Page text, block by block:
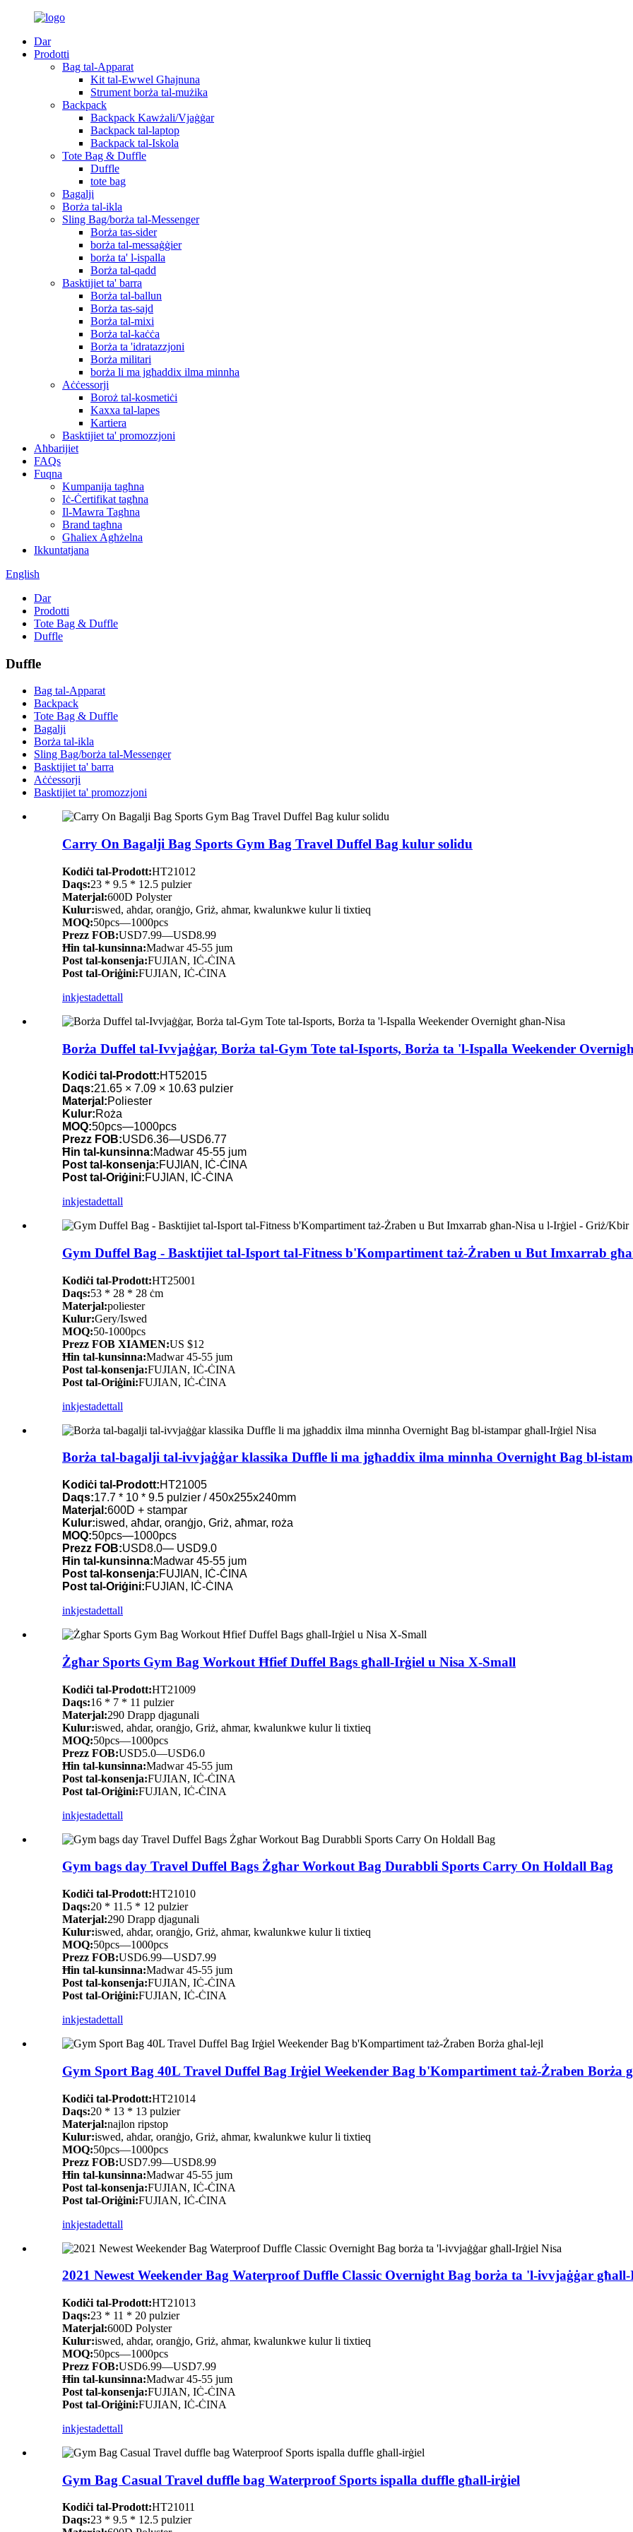
Dar
Prodotti
Bag tal-Apparat
Kit tal-Ewwel Għajnuna
Strument borża tal-mużika
Backpack
Backpack Kawżali/Vjaġġar
Backpack tal-laptop
Backpack tal-Iskola
Tote Bag & Duffle
Duffle
tote bag
Bagalji
Borża tal-ikla
Sling Bag/borża tal-Messenger
Borża tas-sider
borża tal-messaġġier
borża ta' l-ispalla
Borża tal-qadd
Basktijiet ta' barra
Borża tal-ballun
Borża tas-sajd
Borża tal-mixi
Borża tal-kaċċa
Borża ta 'idratazzjoni
Borża militari
borża li ma jgħaddix ilma minnha
Aċċessorji
Boroż tal-kosmetiċi
Kaxxa tal-lapes
Kartiera
Basktijiet ta' promozzjoni
Aħbarijiet
FAQs
Fuqna
Kumpanija tagħna
Iċ-Ċertifikat tagħna
Il-Mawra Taghna
Brand tagħna
Għaliex Agħżelna
Ikkuntatjana
English
Dar
Prodotti
Tote Bag & Duffle
Duffle
Duffle
Bag tal-Apparat
Backpack
Tote Bag & Duffle
Bagalji
Borża tal-ikla
Sling Bag/borża tal-Messenger
Basktijiet ta' barra
Aċċessorji
Basktijiet ta' promozzjoni
Carry On Bagalji Bag Sports Gym Bag Travel Duffel Bag kulur solidu
Kodiċi tal-Prodott:HT21012
Daqs:23 * 9.5 * 12.5 pulzier
Materjal:600D Polyster
Kulur:iswed, aħdar, oranġjo, Griż, aħmar, kwalunkwe kulur li tixtieq
MOQ:50pcs—1000pcs
Prezz FOB:USD7.99—USD8.99
Ħin tal-kunsinna:Madwar 45-55 jum
Post tal-konsenja:FUJIAN, IĊ-ĊINA
Post tal-Oriġini:FUJIAN, IĊ-ĊINA
inkjestadettall
Borża Duffel tal-Ivvjaġġar, Borża tal-Gym Tote tal-Isports, Borża ta 'l-Ispalla Weekender
Kodiċi tal-Prodott:HT52015
Daqs:21.65 × 7.09 × 10.63 pulzier
Materjal:Poliester
Kulur:Roża
MOQ:50pcs—1000pcs
Prezz FOB:USD6.36—USD6.77
Ħin tal-kunsinna:Madwar 45-55 jum
Post tal-konsenja:FUJIAN, IĊ-ĊINA
Post tal-Oriġini:FUJIAN, IĊ-ĊINA
inkjestadettall
Gym Duffel Bag - Basktijiet tal-Isport tal-Fitness b'Kompartiment taż-Żraben u But Imxarrab
Kodiċi tal-Prodott:HT25001
Daqs:53 * 28 * 28 ċm
Materjal:poliester
Kulur:Gery/Iswed
MOQ:50-1000pcs
Prezz FOB XIAMEN:US $12
Ħin tal-kunsinna:Madwar 45-55 jum
Post tal-konsenja:FUJIAN, IĊ-ĊINA
Post tal-Oriġini:FUJIAN, IĊ-ĊINA
inkjestadettall
Borża tal-bagalji tal-ivvjaġġar klassika Duffle li ma jgħaddix ilma minnha Overnight Bag bl-
Kodiċi tal-Prodott:HT21005
Daqs:17.7 * 10 * 9.5 pulzier / 450x255x240mm
Materjal:600D + stampar
Kulur:iswed, aħdar, oranġjo, Griż, aħmar, roża
MOQ:50pcs—1000pcs
Prezz FOB:USD8.0— USD9.0
Ħin tal-kunsinna:Madwar 45-55 jum
Post tal-konsenja:FUJIAN, IĊ-ĊINA
Post tal-Oriġini:FUJIAN, IĊ-ĊINA
inkjestadettall
Żgħar Sports Gym Bag Workout Ħfief Duffel Bags għall-Irġiel u Nisa X-Small
Kodiċi tal-Prodott:HT21009
Daqs:16 * 7 * 11 pulzier
Materjal:290 Drapp djagunali
Kulur:iswed, aħdar, oranġjo, Griż, aħmar, kwalunkwe kulur li tixtieq
MOQ:50pcs—1000pcs
Prezz FOB:USD5.0—USD6.0
Ħin tal-kunsinna:Madwar 45-55 jum
Post tal-konsenja:FUJIAN, IĊ-ĊINA
Post tal-Oriġini:FUJIAN, IĊ-ĊINA
inkjestadettall
Gym bags day Travel Duffel Bags Żgħar Workout Bag Durabbli Sports Carry On Holdall Bag
Kodiċi tal-Prodott:HT21010
Daqs:20 * 11.5 * 12 pulzier
Materjal:290 Drapp djagunali
Kulur:iswed, aħdar, oranġjo, Griż, aħmar, kwalunkwe kulur li tixtieq
MOQ:50pcs—1000pcs
Prezz FOB:USD6.99—USD7.99
Ħin tal-kunsinna:Madwar 45-55 jum
Post tal-konsenja:FUJIAN, IĊ-ĊINA
Post tal-Oriġini:FUJIAN, IĊ-ĊINA
inkjestadettall
Gym Sport Bag 40L Travel Duffel Bag Irġiel Weekender Bag b'Kompartiment taż-Żraben Borża
Kodiċi tal-Prodott:HT21014
Daqs:20 * 13 * 13 pulzier
Materjal:najlon ripstop
Kulur:iswed, aħdar, oranġjo, Griż, aħmar, kwalunkwe kulur li tixtieq
MOQ:50pcs—1000pcs
Prezz FOB:USD7.99—USD8.99
Ħin tal-kunsinna:Madwar 45-55 jum
Post tal-konsenja:FUJIAN, IĊ-ĊINA
Post tal-Oriġini:FUJIAN, IĊ-ĊINA
inkjestadettall
2021 Newest Weekender Bag Waterproof Duffle Classic Overnight Bag borża ta 'l-ivvjaġġar
Kodiċi tal-Prodott:HT21013
Daqs:23 * 11 * 20 pulzier
Materjal:600D Polyster
Kulur:iswed, aħdar, oranġjo, Griż, aħmar, kwalunkwe kulur li tixtieq
MOQ:50pcs—1000pcs
Prezz FOB:USD6.99—USD7.99
Ħin tal-kunsinna:Madwar 45-55 jum
Post tal-konsenja:FUJIAN, IĊ-ĊINA
Post tal-Oriġini:FUJIAN, IĊ-ĊINA
inkjestadettall
Gym Bag Casual Travel duffle bag Waterproof Sports ispalla duffle għall-irġiel
Kodiċi tal-Prodott:HT21011
Daqs:23 * 9.5 * 12.5 pulzier